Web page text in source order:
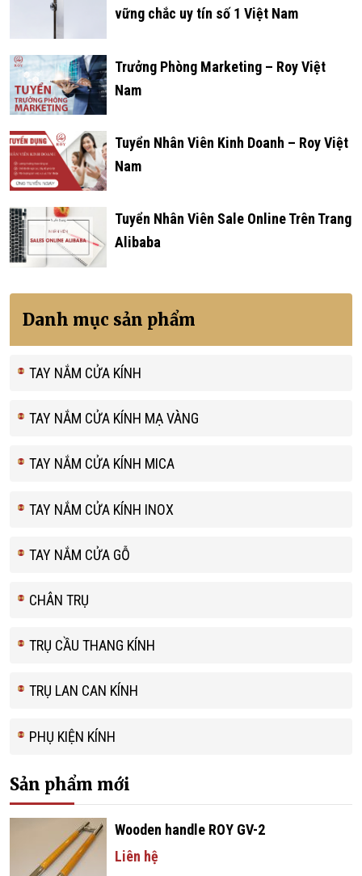
vững chắc uy tín số 1 Việt Nam
Trưởng Phòng Marketing – Roy Việt
Nam
Tuyển Nhân Viên Kinh Doanh – Roy Việt
Nam
Tuyển Nhân Viên Sale Online Trên Trang
Alibaba
Danh mục sản phẩm
TAY NẮM CỬA KÍNH
TAY NẮM CỬA KÍNH MẠ VÀNG
TAY NẮM CỬA KÍNH MICA
TAY NẮM CỬA KÍNH INOX
TAY NẮM CỬA GỖ
CHÂN TRỤ
TRỤ CẦU THANG KÍNH
TRỤ LAN CAN KÍNH
PHỤ KIỆN KÍNH
Sản phẩm mới
Wooden handle ROY GV-2
Liên hệ